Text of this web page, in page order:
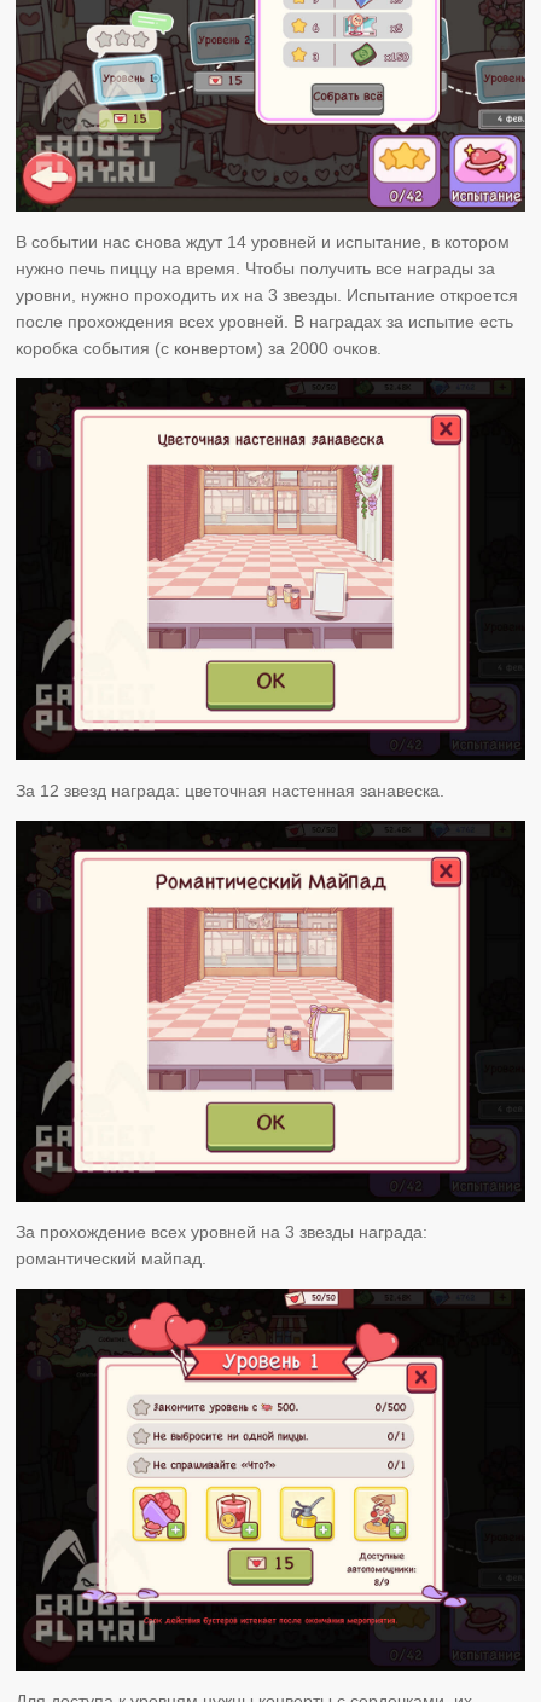
В событии нас снова ждут 14 уровней и испытание, в котором
нужно печь пиццу на время. Чтобы получить все награды за
уровни, нужно проходить их на 3 звезды. Испытание откроется
после прохождения всех уровней. В наградах за испытие есть
коробка события (с конвертом) за 2000 очков.
За 12 звезд награда: цветочная настенная занавеска.
За прохождение всех уровней на 3 звезды награда:
романтический майпад.